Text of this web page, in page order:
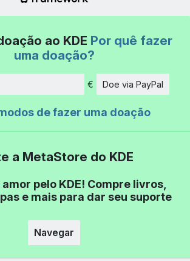
ao KDE Por quê fazer
uma doação?
Quantidade
€ Doe via PayPal
de fazer uma doação
a MetaStore do KDE
pelo KDE! Compre livros,
e mais para dar seu suporte
Navegar